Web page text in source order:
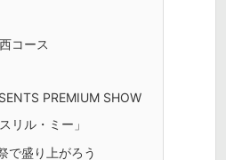
コース
PREMIUM SHOW
リル・ミー」
で盛り上がろう